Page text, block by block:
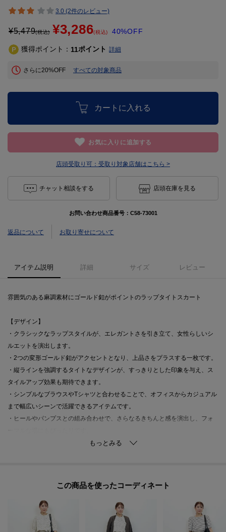
3.0 (2件のレビュー)
¥5,479(税込) ¥3,286(税込) 40%OFF
獲得ポイント： 11ポイント 詳細
さらに20%OFF すべての対象商品
カートに入れる
お気に入りに追加する
店頭受取り可： 受取り対象店舗はこちら >
チャット相談をする 店頭在庫を見る
お問い合わせ商品番号： C58-73001
返品について お取り寄せについて
アイテム説明 詳細 サイズ レビュー
雰囲気のある麻調素材にゴールド釦がポイントのラップタイトスカート
【デザイン】
・クラシックなラップスタイルが、エレガントさを引き立て、女性らしいシ
ルエットを演出します。
・2つの変形ゴールド釦がアクセントとなり、上品さをプラスする一枚です。
・縦ラインを強調するタイトなデザインが、すっきりとした印象を与え、ス
タイルアップ効果も期待できます。
・シンプルなブラウスやTシャツと合わせることで、オフィスからカジュアル
まで幅広いシーンで活躍できるアイテムです。
・ヒールやパンプスとの組み合わせで、さらなるきちんと感を演出し、フォ
・ジャケットやカーディガンを羽織れば、季節の変わり目にも対応したスタ
・麻調の素材感が、季節感を感じさせる快適な着用感を実現しています。
・イージーアイロン仕様で、忙しいライフスタイルの中でも手間が少なく、
常に美しい状態を保てます。
・マシンウォッシャブル対応なので、日常のお手入れも簡単で、機能性と美
この商品を使った